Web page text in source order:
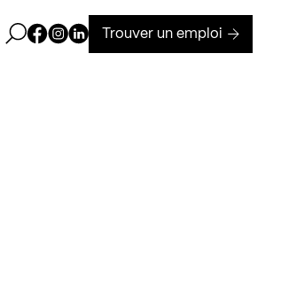
Ouvrir la barre de recherche
Page Facebook de Kollectif
Page Instagram de Kollectif
Page Linkedin de Kollectif
Trouver un emploi